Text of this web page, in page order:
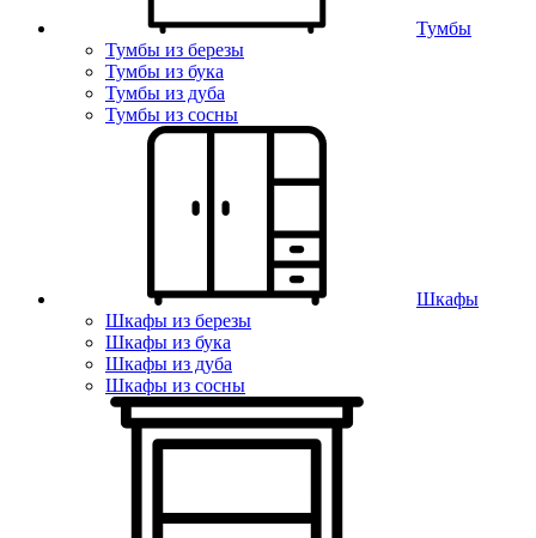
Тумбы
Тумбы из березы
Тумбы из бука
Тумбы из дуба
Тумбы из сосны
Шкафы
Шкафы из березы
Шкафы из бука
Шкафы из дуба
Шкафы из сосны